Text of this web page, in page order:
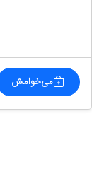
می‌خوامش